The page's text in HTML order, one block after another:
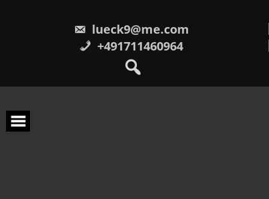
lueck9@me.com
+491711460964